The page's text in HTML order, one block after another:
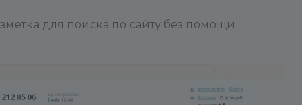
для поиска по сайту без помощи